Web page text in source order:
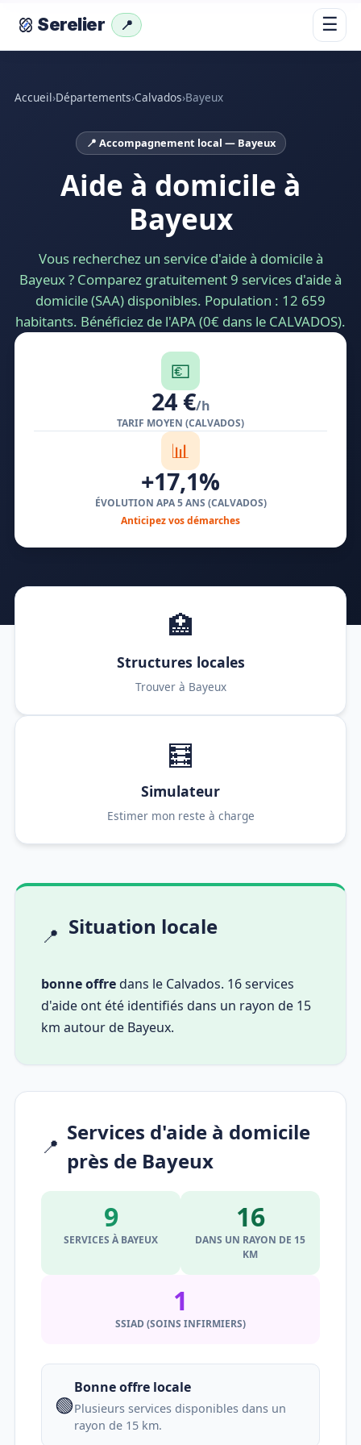
Serelier 📍 ☰
Accueil›Départements›Calvados›Bayeux
📍 Accompagnement local — Bayeux
Aide à domicile à
Bayeux
Vous recherchez un service d'aide à domicile à
Bayeux ? Comparez gratuitement 9 services d'aide à
domicile (SAA) disponibles. Population : 12 659
habitants. Bénéficiez de l'APA (0€ dans le CALVADOS).
💶
24 €/h
TARIF MOYEN (CALVADOS)
📊
+17,1%
ÉVOLUTION APA 5 ANS (CALVADOS)
Anticipez vos démarches
🏥
Structures locales
Trouver à Bayeux
🧮
Simulateur
Estimer mon reste à charge
📍 Situation locale
bonne offredans le Calvados. 16 services
d'aide ont été identifiés dans un rayon de 15
km autour de Bayeux.
📍
Services d'aide à domicile
près de Bayeux
9
SERVICES À BAYEUX
16
DANS UN RAYON DE 15
KM
1
SSIAD (SOINS INFIRMIERS)
🟢
Bonne offre locale
Plusieurs services disponibles dans un
rayon de 15 km.